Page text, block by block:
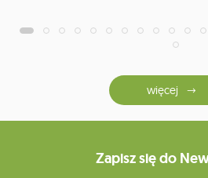
więcej
Zapisz się do